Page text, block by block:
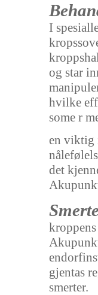
I
og star
hvilke
some r
en viktig
det
gjentas
smerter.